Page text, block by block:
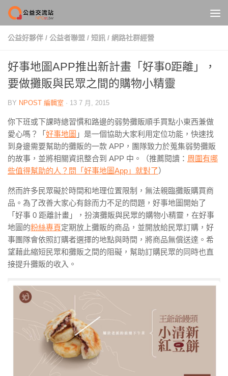
Skip to content
公益好夥伴 / 公益者聯盟 / 短訊 / 網路社群經營
好事地圖APP推出新計畫「好事0距離」，
要做攤販與民眾之間的購物小精靈
BY NPOST 編輯室 · 13 7 月, 2015
你下班或下課時總習慣和路邊的弱勢攤販順手買點小東西兼做
愛心嗎？「 好事地圖 」是一個協助大家利用定位功能，快速找
到身邊需要幫助的攤販的一款 APP，團隊致力於蒐集弱勢攤販
的故事，並將相關資訊整合到 APP 中。（推薦閱讀： 周圍有哪
些值得幫助的人？問「好事地圖App」就對了）
然而許多民眾礙於時間和地理位置限制，無法親臨攤販購買商
品。為了改善大家心有餘而力不足的問題，好事地圖 開始了
「好事 0 距離計畫」，扮演攤販與民眾的購物小精靈， 在好事
地圖的粉絲專頁定期放上攤販的商品，並開放給民眾訂購，好
事團隊會依照訂購者選擇的地點與時間，將商品無償送達。希
望藉此縮短民眾和攤販之間的阻礙，幫助訂購民眾的同時也直
接提升攤販的收入。